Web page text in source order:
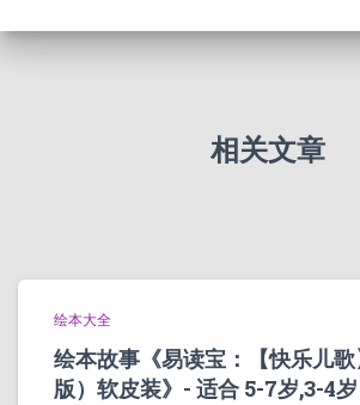
相关文章
绘本大全
绘本故事《易读宝：【快乐儿
版）软皮装》- 适合 5-7岁,3-4岁